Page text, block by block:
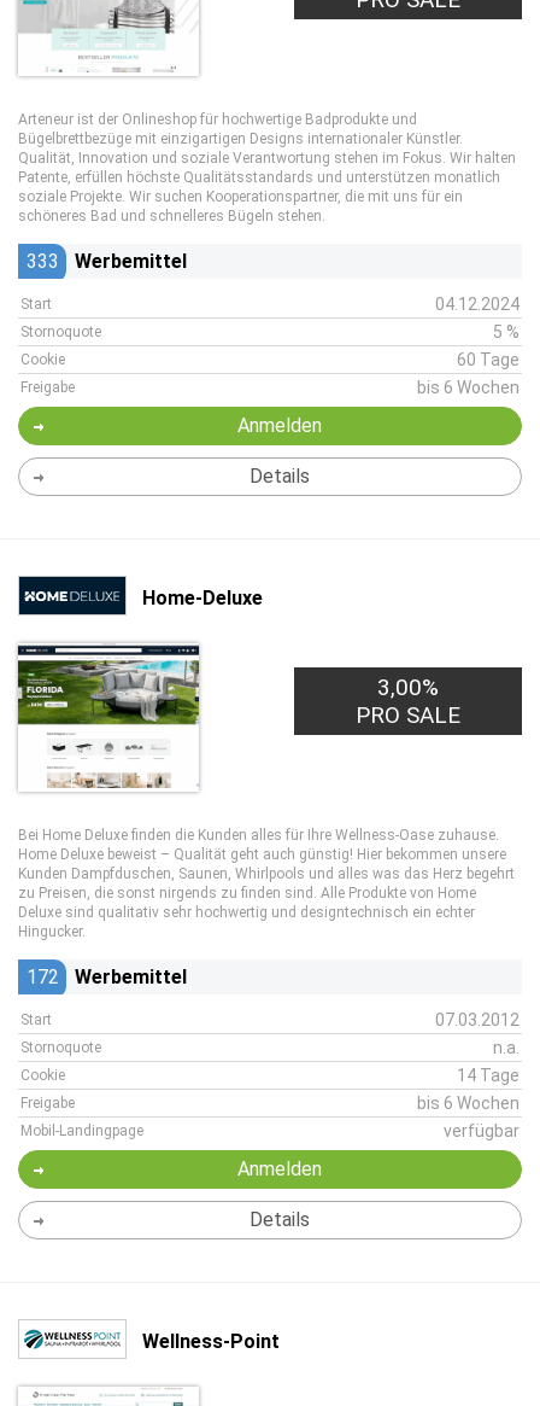
Arteneur ist der Onlineshop für hochwertige Badprodukte und
Bügelbrettbezüge mit einzigartigen Designs internationaler Künstler.
Qualität, Innovation und soziale Verantwortung stehen im Fokus. Wir halten
Patente, erfüllen höchste Qualitätsstandards und unterstützen monatlich
soziale Projekte. Wir suchen Kooperationspartner, die mit uns für ein
schöneres Bad und schnelleres Bügeln stehen.
333 Werbemittel
Start 04.12.2024
Stornoquote 5 %
Cookie 60 Tage
Freigabe bis 6 Wochen
Anmelden
Details
Home-Deluxe
3,00%
PRO SALE
Bei Home Deluxe finden die Kunden alles für Ihre Wellness-Oase zuhause.
Home Deluxe beweist – Qualität geht auch günstig! Hier bekommen unsere
Kunden Dampfduschen, Saunen, Whirlpools und alles was das Herz begehrt
zu Preisen, die sonst nirgends zu finden sind. Alle Produkte von Home
Deluxe sind qualitativ sehr hochwertig und designtechnisch ein echter
Hingucker.
172 Werbemittel
Start 07.03.2012
Stornoquote n.a.
Cookie 14 Tage
Freigabe bis 6 Wochen
Mobil-Landingpage verfügbar
Anmelden
Details
Wellness-Point